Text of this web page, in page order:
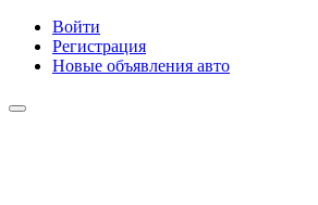
Войти
Регистрация
Новые объявления авто